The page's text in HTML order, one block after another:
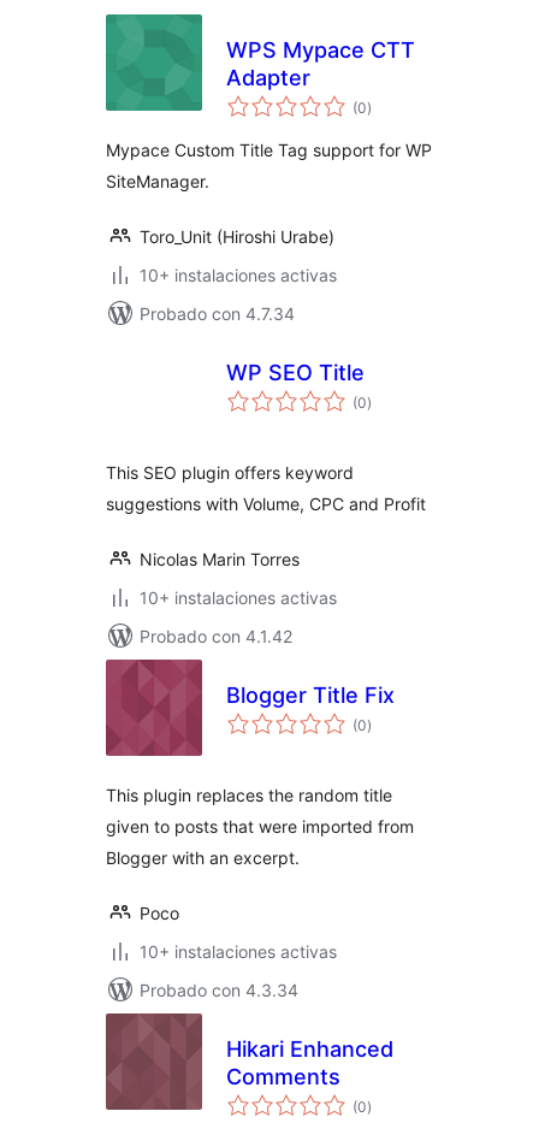
WPS Mypace CTT
Adapter
(0total
de
)
Mypace Custom Title Tag support for WP
SiteManager.
Toro_Unit (Hiroshi Urabe)
10+ instalaciones activas
Probado con 4.7.34
WP SEO Title
(0total
de
)
This SEO plugin offers keyword
suggestions with Volume, CPC and Profit
Nicolas Marin Torres
10+ instalaciones activas
Probado con 4.1.42
Blogger Title Fix
(0total
de
)
This plugin replaces the random title
given to posts that were imported from
Blogger with an excerpt.
Poco
10+ instalaciones activas
Probado con 4.3.34
Hikari Enhanced
Comments
(0total
de
)